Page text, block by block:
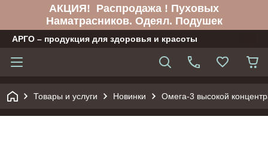
АКЦИЯ! Распродажа ! Пуховых
Наматрасников. Одеял. Подушек
АРГО – продукция для здоровья и красоты
Товары и услуги Новинки Омега-3 высокой